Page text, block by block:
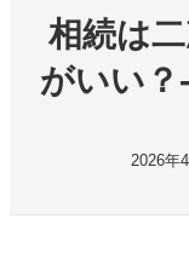
相続は
がいい
2026年